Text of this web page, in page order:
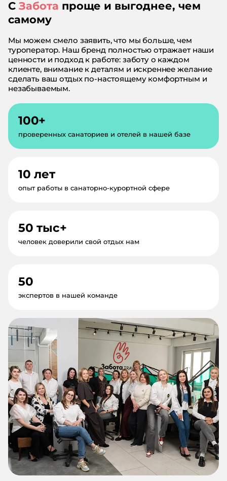
С Забота проще и выгоднее, чем
самому
Мы можем смело заявить, что мы больше, чем
туроператор. Наш бренд полностью отражает наши
ценности и подход к работе: заботу о каждом
клиенте, внимание к деталям и искреннее желание
сделать ваш отдых по-настоящему комфортным и
незабываемым.
100+
проверенных санаториев и отелей в нашей базе
10 лет
опыт работы в санаторно-курортной сфере
50 тыс+
человек доверили свой отдых нам
50
экспертов в нашей команде